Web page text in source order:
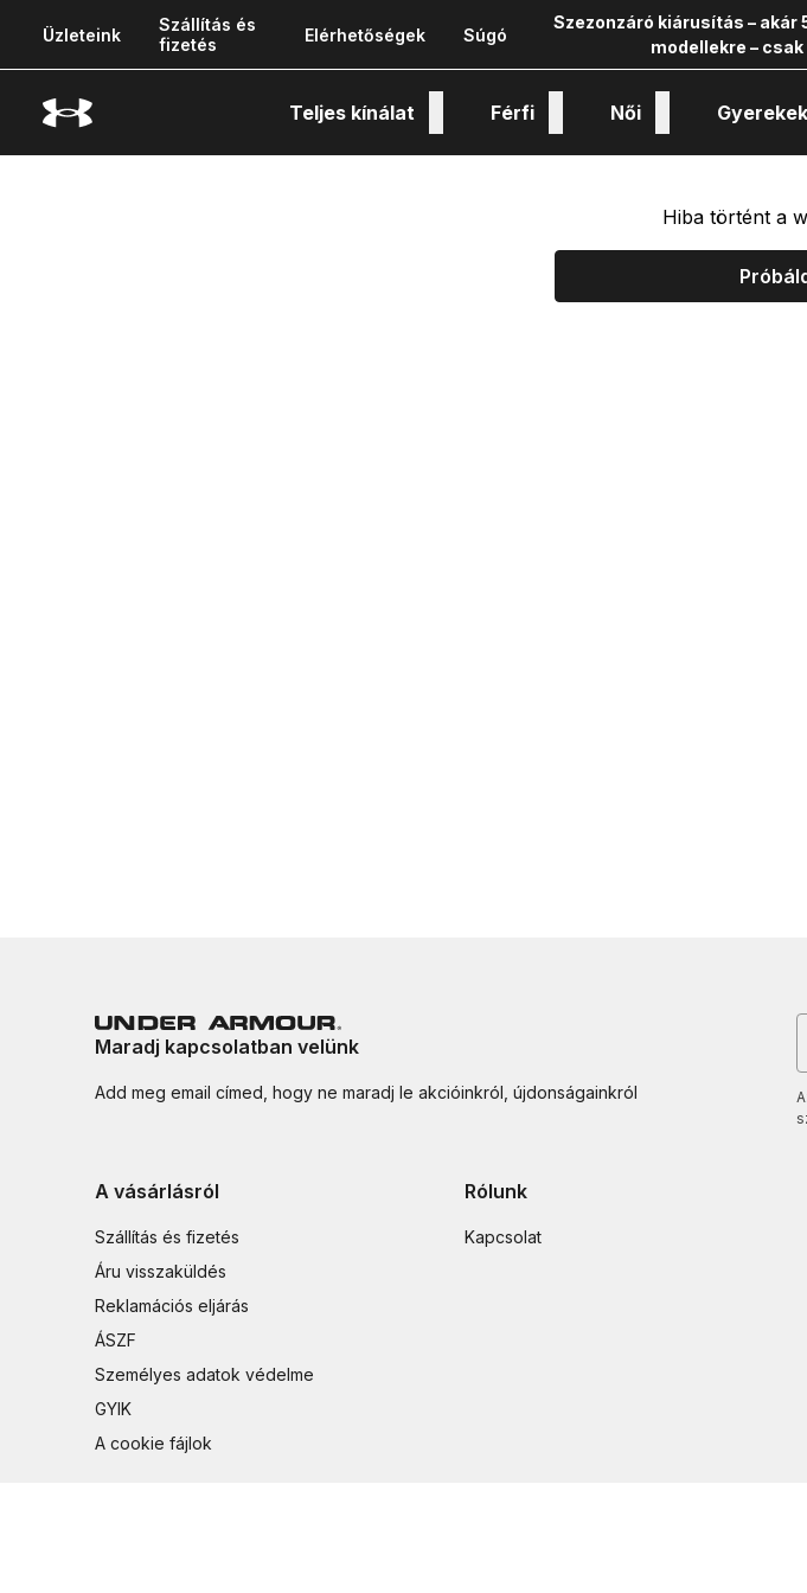
Üzleteink
Szállítás és
fizetés
Elérhetőségek Súgó
Szezonzáró kiárusítás – akár
modellekre –
Teljes kínálat Férfi Női Gyerekek
Hiba történt a
Maradj kapcsolatban velünk
Add meg email címed, hogy ne maradj le akcióinkról, újdonságainkról
A vásárlásról
Szállítás és fizetés
Áru visszaküldés
Reklamációs eljárás
ÁSZF
Személyes adatok védelme
GYIK
A cookie fájlok
Rólunk
Kapcsolat